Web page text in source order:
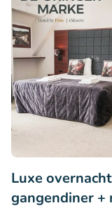
Luxe
gangendiner +